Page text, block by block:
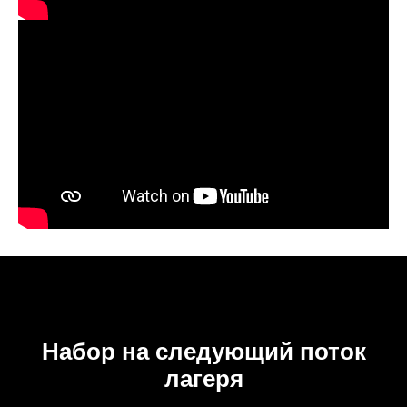
Набор на следующий поток
лагеря